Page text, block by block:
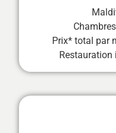
Prix* total par
Restauration